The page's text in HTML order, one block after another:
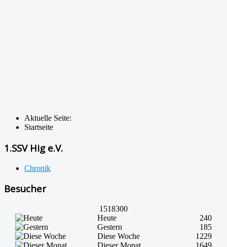
Aktuelle Seite:
Startseite
1.SSV Hig e.V.
Chronik
Besucher
1518300
Heute
240
Gestern
185
Diese Woche
1229
Dieser Monat
1649